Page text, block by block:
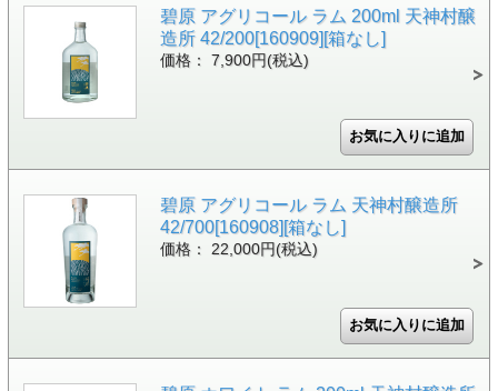
碧原 アグリコール ラム 200ml 天神村醸
造所 42/200[160909][箱なし]
価格： 7,900円(税込)
碧原 アグリコール ラム 天神村醸造所
42/700[160908][箱なし]
価格： 22,000円(税込)